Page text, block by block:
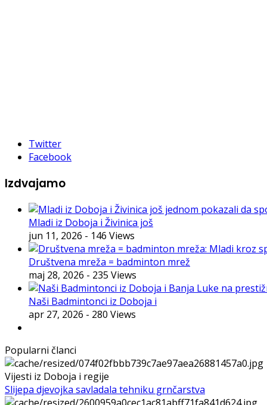
Twitter
Facebook
Izdvajamo
Mladi iz Doboja i Živinica još
jun 11, 2026 - 146 Views
Društvena mreža = badminton mrež
maj 28, 2026 - 235 Views
Naši Badmintonci iz Doboja i
apr 27, 2026 - 280 Views
Popularni članci
Vijesti iz Doboja i regije
Slijepa djevojka savladala tehniku grnčarstva